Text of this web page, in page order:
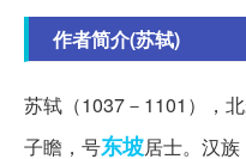
作者简介(苏轼)
苏轼（1037－1101），
子瞻，号东坡居士。汉